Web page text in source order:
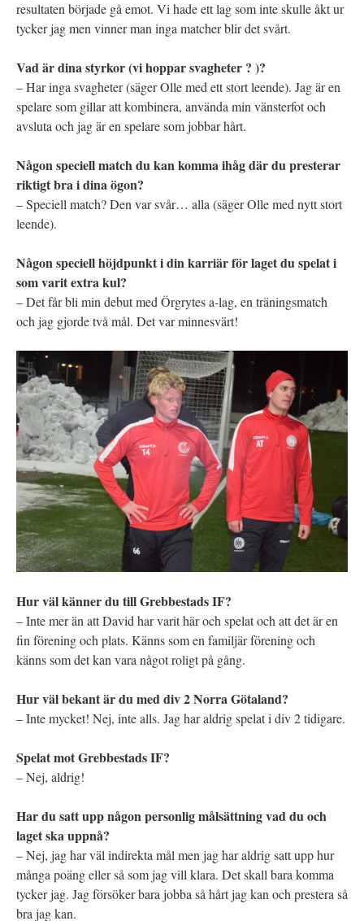
resultaten började gå emot. Vi hade ett lag som inte skulle åkt ur
tycker jag men vinner man inga matcher blir det svårt.
Vad är dina styrkor (vi hoppar svagheter ? )?
– Har inga svagheter (säger Olle med ett stort leende). Jag är en
spelare som gillar att kombinera, använda min vänsterfot och
avsluta och jag är en spelare som jobbar hårt.
Någon speciell match du kan komma ihåg där du presterar
riktigt bra i dina ögon?
– Speciell match? Den var svår… alla (säger Olle med nytt stort
leende).
Någon speciell höjdpunkt i din karriär för laget du spelat i
som varit extra kul?
– Det får bli min debut med Örgrytes a-lag, en träningsmatch
och jag gjorde två mål. Det var minnesvärt!
Hur väl känner du till Grebbestads IF?
– Inte mer än att David har varit här och spelat och att det är en
fin förening och plats. Känns som en familjär förening och
känns som det kan vara något roligt på gång.
Hur väl bekant är du med div 2 Norra Götaland?
– Inte mycket! Nej, inte alls. Jag har aldrig spelat i div 2 tidigare.
Spelat mot Grebbestads IF?
– Nej, aldrig!
Har du satt upp någon personlig målsättning vad du och
laget ska uppnå?
– Nej, jag har väl indirekta mål men jag har aldrig satt upp hur
många poäng eller så som jag vill klara. Det skall bara komma
tycker jag. Jag försöker bara jobba så hårt jag kan och prestera så
bra jag kan.